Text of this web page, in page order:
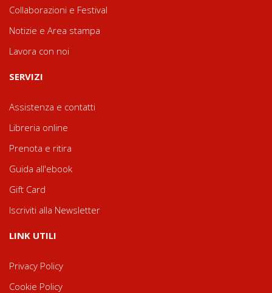
Collaborazioni e Festival
Notizie e Area stampa
Lavora con noi
SERVIZI
Assistenza e contatti
Libreria online
Prenota e ritira
Guida all'ebook
Gift Card
Iscriviti alla Newsletter
LINK UTILI
Privacy Policy
Cookie Policy